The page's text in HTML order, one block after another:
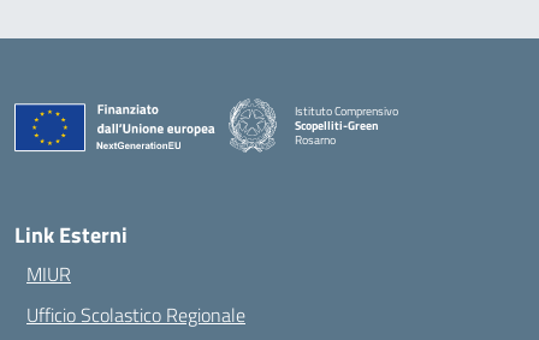
Istituto Comprensivo
Scopelliti-Green
Rosarno
Link Esterni
MIUR
Ufficio Scolastico Regionale